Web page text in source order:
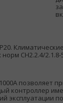
СН2.2.4/2.1.8-
позволяет
контроллер
эксплуатации